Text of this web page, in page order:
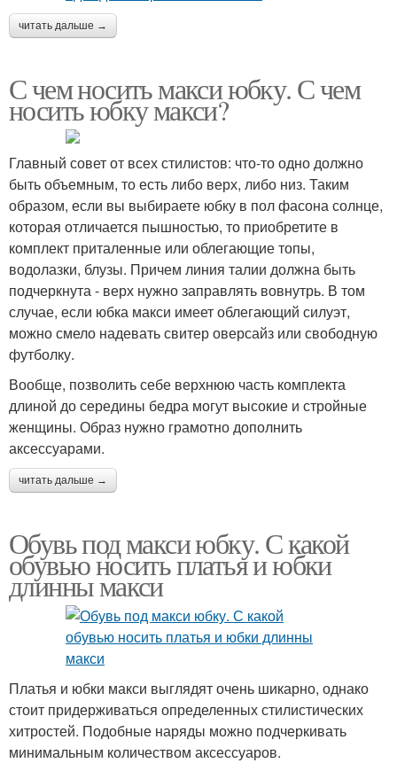
читать дальше →
С чем носить макси юбку. С чем
носить юбку макси?
Главный совет от всех стилистов: что-то одно должно
быть объемным, то есть либо верх, либо низ. Таким
образом, если вы выбираете юбку в пол фасона солнце,
которая отличается пышностью, то приобретите в
комплект приталенные или облегающие топы,
водолазки, блузы. Причем линия талии должна быть
подчеркнута - верх нужно заправлять вовнутрь. В том
случае, если юбка макси имеет облегающий силуэт,
можно смело надевать свитер оверсайз или свободную
футболку.
Вообще, позволить себе верхнюю часть комплекта
длиной до середины бедра могут высокие и стройные
женщины. Образ нужно грамотно дополнить
аксессуарами.
читать дальше →
Обувь под макси юбку. С какой
обувью носить платья и юбки
длинны макси
Платья и юбки макси выглядят очень шикарно, однако
стоит придерживаться определенных стилистических
хитростей. Подобные наряды можно подчеркивать
минимальным количеством аксессуаров.